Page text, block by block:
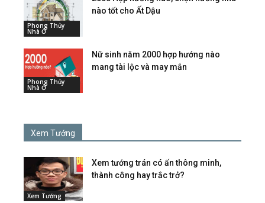
Phong Thủy
Nhà Ở
nào tốt cho Ất Dậu
Phong Thủy
Nhà Ở
Nữ sinh năm 2000 hợp hướng nào
mang tài lộc và may mắn
Xem Tướng
Xem Tướng
Xem tướng trán có ấn thông minh,
thành công hay trắc trở?